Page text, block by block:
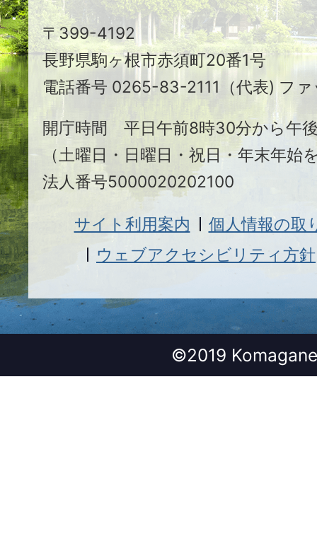
駒
ヶ
根
市
〒399-4192
長野県駒ヶ根市赤須町20番1号
電話番号 0265-83-2111（代表) フ
開庁時間 平日午前8時30分から午
（土曜日・日曜日・祝日・年末年始
法人番号5000020202100
サイト利用案内
個人情報の取
ウェブアクセシビリティ方針
©2019